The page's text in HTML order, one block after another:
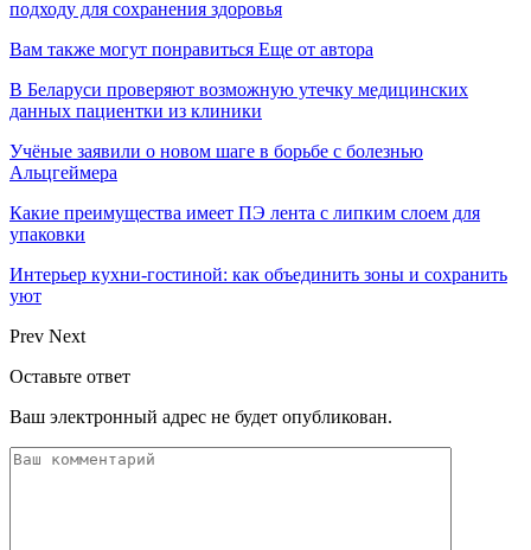
подходу для сохранения здоровья
Вам также могут понравиться Еще от автора
В Беларуси проверяют возможную утечку медицинских
данных пациентки из клиники
Учёные заявили о новом шаге в борьбе с болезнью
Альцгеймера
Какие преимущества имеет ПЭ лента с липким слоем для
упаковки
Интерьер кухни-гостиной: как объединить зоны и сохранить
уют
Prev Next
Оставьте ответ
Ваш электронный адрес не будет опубликован.